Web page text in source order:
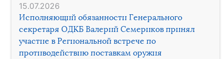
15.07.2026
Исполняющий обязанности Генерального
секретаря ОДКБ Валерий Семериков принял
участие в Региональной встрече по
противодействию поставкам оружия